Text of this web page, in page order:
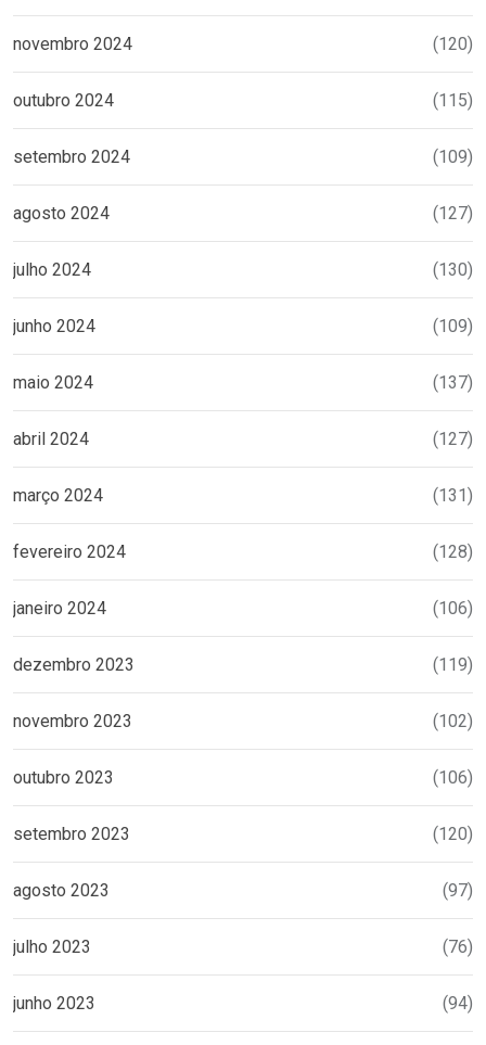
novembro 2024 (120)
outubro 2024 (115)
setembro 2024 (109)
agosto 2024 (127)
julho 2024 (130)
junho 2024 (109)
maio 2024 (137)
abril 2024 (127)
março 2024 (131)
fevereiro 2024 (128)
janeiro 2024 (106)
dezembro 2023 (119)
novembro 2023 (102)
outubro 2023 (106)
setembro 2023 (120)
agosto 2023 (97)
julho 2023 (76)
junho 2023 (94)